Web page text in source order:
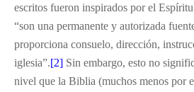
escritos fueron inspirados por el
“son una permanente y autorizada
proporciona consuelo, dirección,
iglesia”.[2] Sin embargo, esto no
nivel que la Biblia (muchos menos por